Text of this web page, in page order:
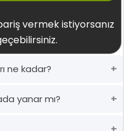
vermek istiyorsanız
ne kadar?
yanar mı?